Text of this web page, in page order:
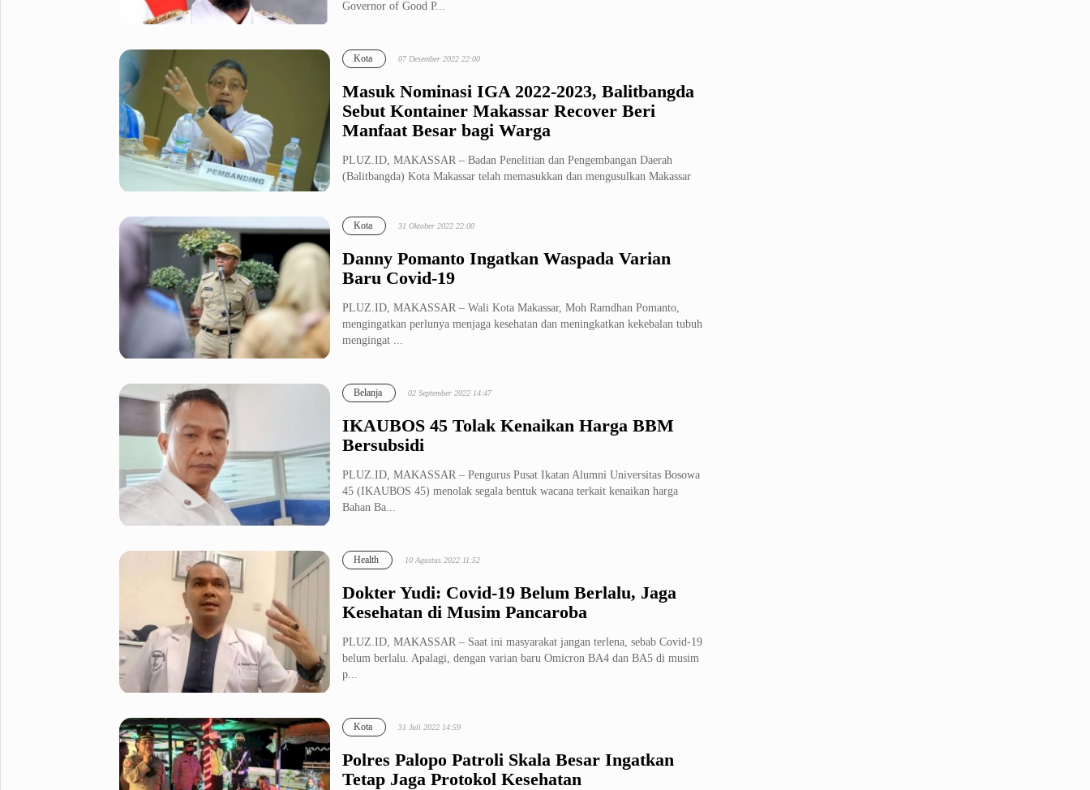
Governor of Good P...
Masuk Nominasi IGA 2022-2023, Balitbangda
Sebut Kontainer Makassar Recover Beri
Manfaat Besar bagi Warga
Kota 07 Desember 2022 22:00
PLUZ.ID, MAKASSAR – Badan Penelitian dan Pengembangan Daerah
(Balitbangda) Kota Makassar telah memasukkan dan mengusulkan Makassar
Danny Pomanto Ingatkan Waspada Varian
Baru Covid-19
Kota 31 Oktober 2022 22:00
PLUZ.ID, MAKASSAR – Wali Kota Makassar, Moh Ramdhan Pomanto,
mengingatkan perlunya menjaga kesehatan dan meningkatkan kekebalan tubuh
mengingat ...
IKAUBOS 45 Tolak Kenaikan Harga BBM
Bersubsidi
Belanja 02 September 2022 14:47
PLUZ.ID, MAKASSAR – Pengurus Pusat Ikatan Alumni Universitas Bosowa
45 (IKAUBOS 45) menolak segala bentuk wacana terkait kenaikan harga
Bahan Ba...
Dokter Yudi: Covid-19 Belum Berlalu, Jaga
Kesehatan di Musim Pancaroba
Health 10 Agustus 2022 11:52
PLUZ.ID, MAKASSAR – Saat ini masyarakat jangan terlena, sebab Covid-19
belum berlalu. Apalagi, dengan varian baru Omicron BA4 dan BA5 di musim
p...
Polres Palopo Patroli Skala Besar Ingatkan
Tetap Jaga Protokol Kesehatan
Kota 31 Juli 2022 14:59